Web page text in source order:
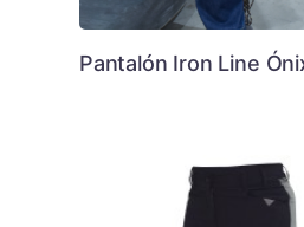
Pantalón Iron Line